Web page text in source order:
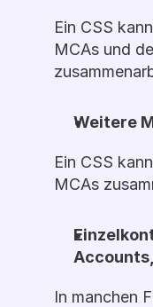
Ein CSS
MCAs und
Weitere
Ein CSS
MCAs
In manchen